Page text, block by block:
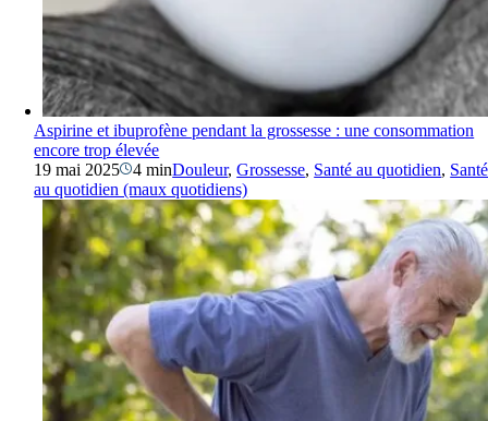
Aspirine et ibuprofène pendant la grossesse : une consommation
encore trop élevée
19 mai 2025
4 minDouleur,Grossesse, Santé au quotidien, Santé
au quotidien (maux quotidiens)